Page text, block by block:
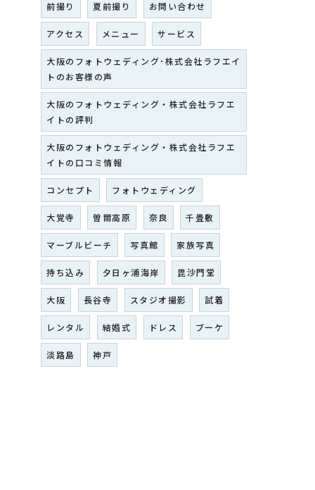
前撮り 夏前撮り お問い合わせ
アクセス メニュー サービス
大阪のフォトウェディング･株式会社ラフエイ
トのお客様の声
大阪のフォトウェディング・株式会社ラフエ
イトの評判
大阪のフォトウェディング・株式会社ラフエ
イトの口コミ情報
コンセプト フォトウェディング
大覚寺 曽爾高原 奈良 千畳敷
マーブルビーチ 写真館 家族写真
持ち込み 夕日ヶ浦海岸 毘沙門堂
大阪 長谷寺 スタジオ撮影 試着
レンタル 結婚式 ドレス ブーケ
淡路島 神戸